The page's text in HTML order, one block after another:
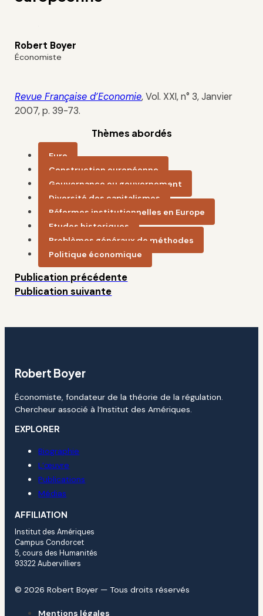
Robert Boyer
Économiste
Revue Française d’Economie, Vol. XXI, n° 3, Janvier
2007, p. 39-73.
Thèmes abordés
Euro
Construction européenne
Gouvernance ou gouvernement
Diversité des capitalismes
Réformes institutionnelles en Europe
Etudes historiques
Problèmes généraux de méthodes
Politique économique
Publication précédente
Publication suivante
Robert Boyer
Économiste, fondateur de la théorie de la régulation.
Chercheur associé à l’Institut des Amériques.
EXPLORER
Biographie
L’œuvre
Publications
Médias
AFFILIATION
Institut des Amériques
Campus Condorcet
5, cours des Humanités
93322 Aubervilliers
© 2026 Robert Boyer — Tous droits réservés
Mentions légales